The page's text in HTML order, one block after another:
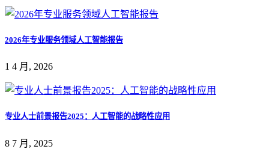
2026年专业服务领域人工智能报告
1 4 月, 2026
专业人士前景报告2025：人工智能的战略性应用
8 7 月, 2025